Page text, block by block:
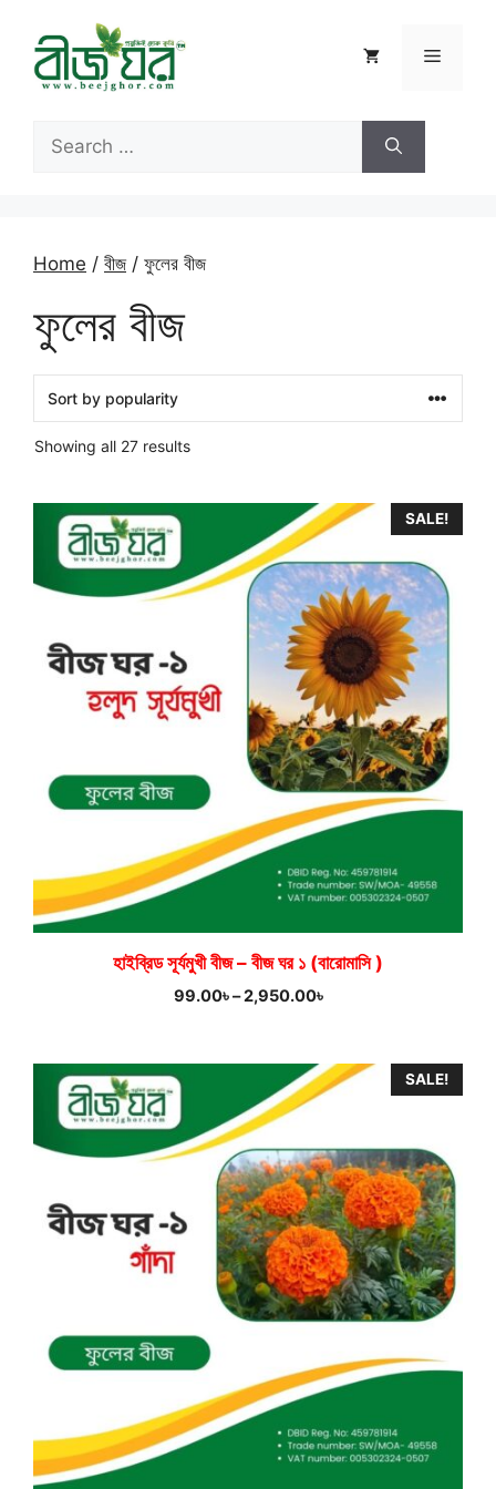
content
Menu
for:
Home / বীজ/ ফুলের বীজ
ফুলের বীজ
Showing all 27 resultsSorted
SALE!
হাইব্রিড সূর্যমুখী বীজ – বীজ ঘর ১ (বারোমাসি )
99.00৳–2,950.00৳Price
through
2,950.00৳
SALE!